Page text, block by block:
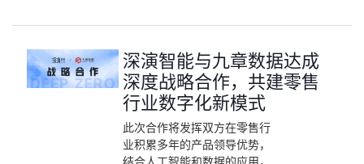
媒体算法快速提高成单量的目
深演智能与九章数据达成
深度战略合作，共建零售
行业数字化新模式
此次合作将发挥双方在零售行
业积累多年的产品领导优势，